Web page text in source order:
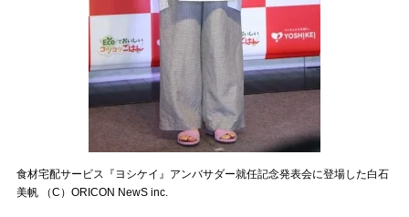
食材宅配サービス『ヨシケイ』アンバサダー就任記念発表会に登場した白石
美帆 （C）ORICON NewS inc.